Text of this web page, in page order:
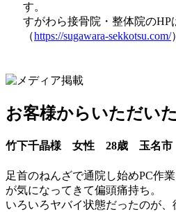
す。
すがわら接骨院・整体院のHP
（https://sugawara-sekkotsu.com/）
お客様からいただい
竹下千晶様 女性 28歳 玉名
足首のねんざで通院し始めPC作
が気になってきて偏頭痛持ち。
いろいろヤバイ状態だったのが